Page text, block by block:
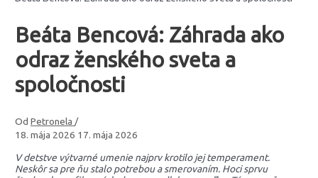
Beáta Bencová: Záhrada ako
odraz ženského sveta a
spoločnosti
Od Petronela /
18. mája 2026 17. mája 2026
V detstve výtvarné umenie najprv krotilo jej temperament.
Neskôr sa pre ňu stalo potrebou a smerovaním. Hoci sprvu